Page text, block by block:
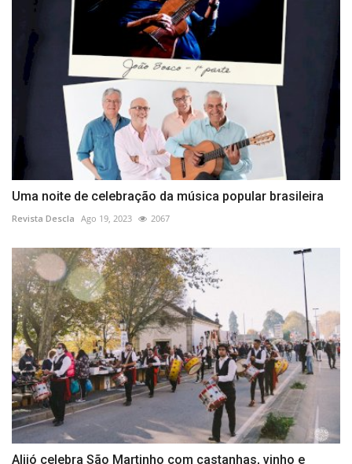
Uma noite de celebração da música popular brasileira
Revista Descla Ago 19, 2023 2067
Alijó celebra São Martinho com castanhas, vinho e